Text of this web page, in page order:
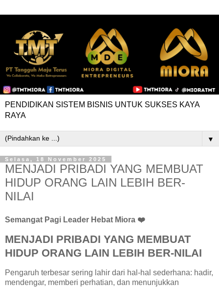
PENDIDIKAN SISTEM BISNIS UNTUK SUKSES KAYA
RAYA
▼
Selasa, 18 November 2025
MENJADI PRIBADI YANG MEMBUAT
HIDUP ORANG LAIN LEBIH BER-
NILAI
Semangat Pagi Leader Hebat Miora ❤️
MENJADI PRIBADI YANG MEMBUAT
HIDUP ORANG LAIN LEBIH BER-NILAI
Pengaruh terbesar sering lahir dari hal-hal sederhana: hadir,
mendengar, memberi perhatian, dan menunjukkan